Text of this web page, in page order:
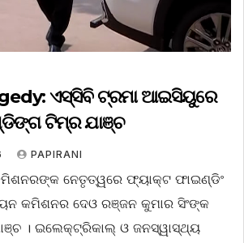
ଏସ୍‌ସିବି ଟ୍ରମା ଆଇସିୟୁରେ
ଟିମ୍‌ର ଯାଞ୍ଚ
PAPIRANI
ନେତୃତ୍ୱରେ ଫ୍ୟାକ୍ଟ ଫାଇଣ୍ଡିଂ
କମିଶନର ଦେଓ ରଞ୍ଜନ କୁମାର ସିଂଙ୍କ
। ଇଲେକ୍ଟ୍ରିକାଲ୍‌ ଓ ଜନସ୍ୱାସ୍ଥ୍ୟ